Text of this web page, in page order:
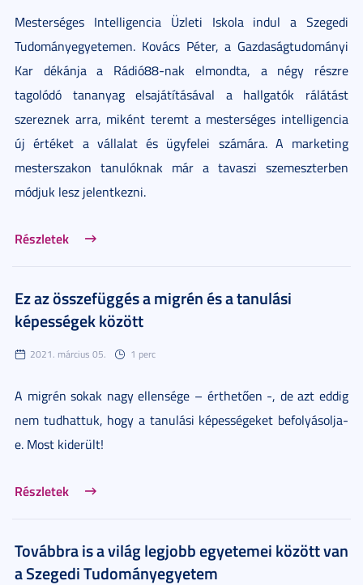
Mesterséges Intelligencia Üzleti Iskola indul a Szegedi
Tudományegyetemen. Kovács Péter, a Gazdaságtudományi
Kar dékánja a Rádió88-nak elmondta, a négy részre
tagolódó tananyag elsajátításával a hallgatók rálátást
szereznek arra, miként teremt a mesterséges intelligencia
új értéket a vállalat és ügyfelei számára. A marketing
mesterszakon tanulóknak már a tavaszi szemeszterben
módjuk lesz jelentkezni.
Részletek
Ez az összefüggés a migrén és a tanulási
képességek között
2021. március 05. 1 perc
A migrén sokak nagy ellensége – érthetően -, de azt eddig
nem tudhattuk, hogy a tanulási képességeket befolyásolja-
e. Most kiderült!
Részletek
Továbbra is a világ legjobb egyetemei között van
a Szegedi Tudományegyetem